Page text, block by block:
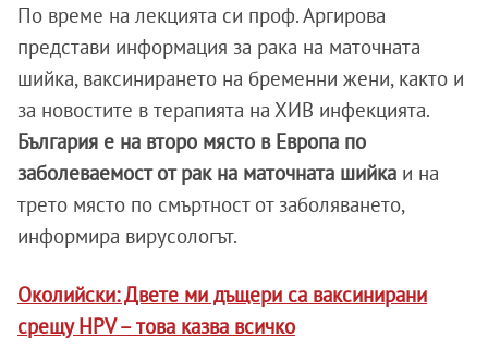
По време на лекцията си проф. Аргирова
представи информация за рака на маточната
шийка, ваксинирането на бременни жени, както и
за новостите в терапията на ХИВ инфекцията.
България е на второ място в Европа по
заболеваемост от рак на маточната шийка и на
трето място по смъртност от заболяването,
информира вирусологът.
Околийски: Двете ми дъщери са ваксинирани
срещу HPV – това казва всичко